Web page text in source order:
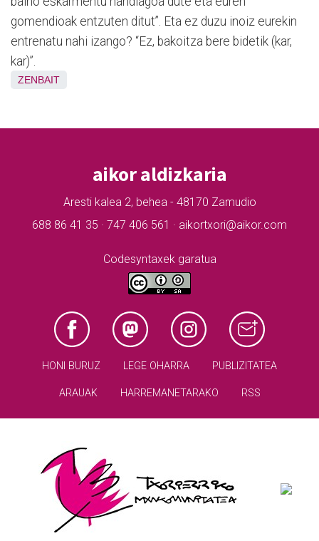
gomendioak entzuten ditut”. Eta ez duzu inoiz eurekin
entrenatu nahi izango? “Ez, bakoitza bere bidetik (kar,
kar)”.
ZENBAIT
aikor aldizkaria
Aresti kalea 2, behea - 48170 Zamudio
688 86 41 35 · 747 406 561 · aikortxori@aikor.com
Codesyntaxek garatua
HONI BURUZ LEGE OHARRA PUBLIZITATEA
ARAUAK HARREMANETARAKO RSS